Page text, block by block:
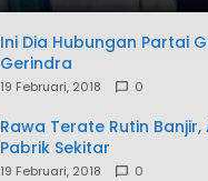
Ini Dia Hubungan Partai
Gerindra
19 Februari, 2018 0
Rawa Terate Rutin
Pabrik Sekitar
19 Februari, 2018 0